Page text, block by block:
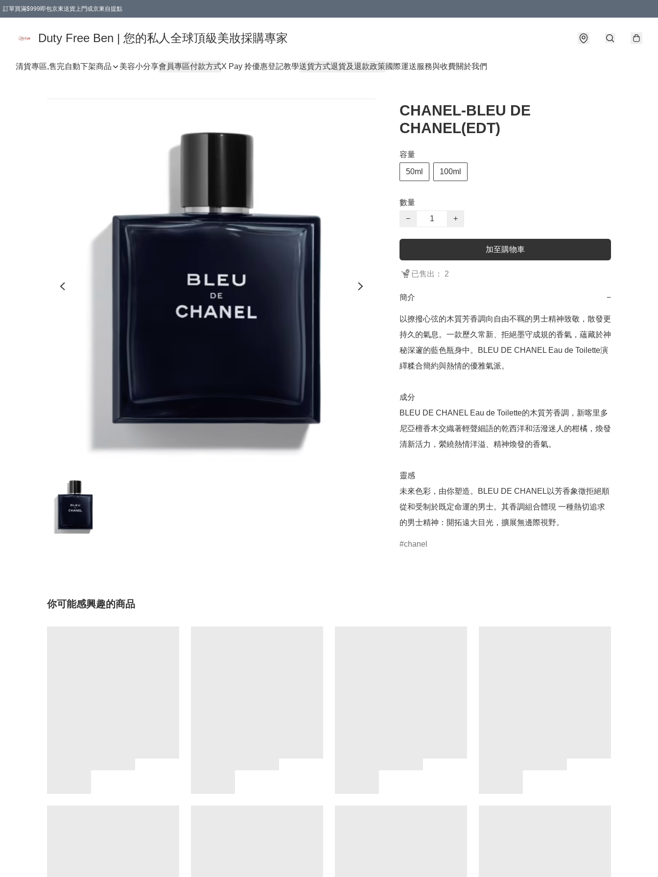
訂單買滿$999即包京東送貨上門或京東自提點
Duty Free Ben | 您的私人全球頂級美妝採購專家
清貨專區,售完自動下架商品 美容小分享會員專區付款方式X Pay 拎優惠登記教學送貨方式退貨及退款政策國際運送服務與收費關於我們
CHANEL-BLEU DE
CHANEL(EDT)
容量
50ml 100ml
數量
−
+
加至購物車
已售出： 2
簡介 −
以撩撥心弦的木質芳香調向自由不羈的男士精神致敬，散發更
持久的氣息。一款歷久常新、拒絕墨守成規的香氣，蘊藏於神
秘深邃的藍色瓶身中。BLEU DE CHANEL Eau de Toilette演
繹糅合簡約與熱情的優雅氣派。
成分
BLEU DE CHANEL Eau de Toilette的木質芳香調，新喀里多
尼亞檀香木交織著輕聲細語的乾西洋和活潑迷人的柑橘，煥發
清新活力，縈繞熱情洋溢、精神煥發的香氣。
靈感
未來色彩，由你塑造。BLEU DE CHANEL以芳香象徵拒絕順
從和受制於既定命運的男士。其香調組合體現 一種熱切追求
的男士精神：開拓遠大目光，擴展無邊際視野。
chanel
你可能感興趣的商品